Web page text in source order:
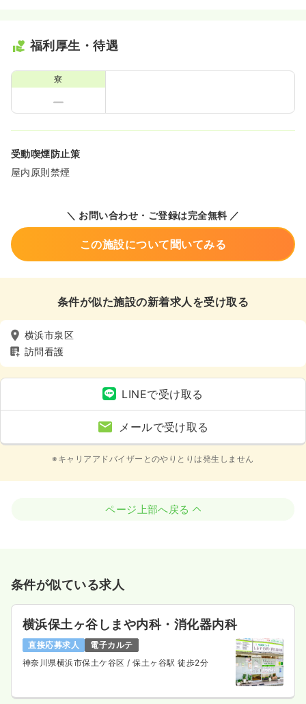
福利厚生・待遇
寮
受動喫煙防止策
屋内原則禁煙
＼ お問い合わせ・ご登録は完全無料 ／
この施設について聞いてみる
条件が似た施設の新着求人を受け取る
横浜市泉区
訪問看護
LINEで受け取る
メールで受け取る
※キャリアアドバイザーとのやりとりは発生しません
ページ上部へ戻る
条件が似ている求人
横浜保土ヶ谷しまや内科・消化器内科
直接応募求人
電子カルテ
神奈川県横浜市保土ケ谷区 / 保土ヶ谷駅 徒歩2分